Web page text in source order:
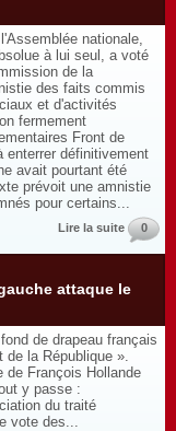
nationale,
à lui seul, a voté
de la
des faits commis
et d'activités
fermement
Front de
enterrer définitivement
avait pourtant été
prévoit une amnistie
pour certains...
Lire la suite 0
attaque le
de drapeau français
la République ».
de François Hollande
y passe :
du traité
vote des...